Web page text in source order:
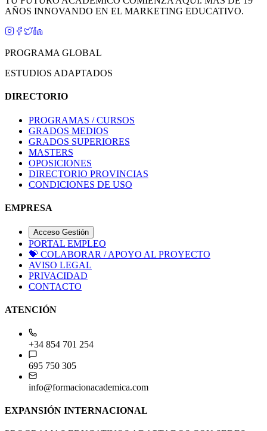
AÑOS INNOVANDO EN EL MARKETING EDUCATIVO.
PROGRAMA GLOBAL
ESTUDIOS ADAPTADOS
DIRECTORIO
PROGRAMAS / CURSOS
GRADOS MEDIOS
GRADOS SUPERIORES
MASTERS
OPOSICIONES
DIRECTORIO PROVINCIAS
CONDICIONES DE USO
EMPRESA
Acceso Gestión
PORTAL EMPLEO
💝 COLABORAR / APOYO AL PROYECTO
AVISO LEGAL
PRIVACIDAD
CONTACTO
ATENCIÓN
+34 854 701 254
695 750 305
info@formacionacademica.com
EXPANSIÓN INTERNACIONAL